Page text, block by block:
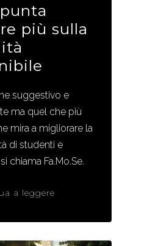
più sulla
suggestivo e
ma quel che più
mira a migliorare la
di studenti e
chiama Fa.Mo.Se.
a leggere